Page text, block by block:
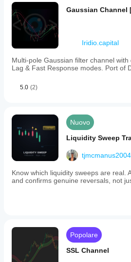
Gaussian Channel
Iridio.capital
Multi-pole Gaussian filter channel
Lag & Fast Response modes. Port of
5.0 (2)
Nuovo
Liquidity Sweep
tjmcmanus2004
Know which liquidity sweeps are real.
and confirms genuine reversals, not
Popolare
SSL Channel